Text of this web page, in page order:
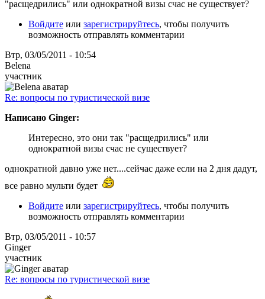
"расщедрились" или однократной визы счас не существует?
Войдите или зарегистрируйтесь, чтобы получить
возможность отправлять комментарии
Втр, 03/05/2011 - 10:54
Belena
участник
Re: вопросы по туристической визе
Написано Ginger:
Интересно, это они так "расщедрились" или
однократной визы счас не существует?
однократной давно уже нет....сейчас даже если на 2 дня дадут,
все равно мульти будет
Войдите или зарегистрируйтесь, чтобы получить
возможность отправлять комментарии
Втр, 03/05/2011 - 10:57
Ginger
участник
Re: вопросы по туристической визе